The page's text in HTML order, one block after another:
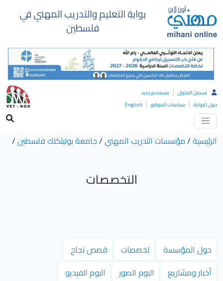
بوابة التعليم والتدريب المهني في
فلسطين
تسجيل الدخول | مستخدم جديد
حول البوابة | سياسات الموقع |
English
الرئيسية/مؤسسات التدريب المهني/جامعة بوليتكنك فلسطين/
التخصصات
حول المؤسسة تخصصات
قصص نجاح
أخبار ومشاريع
البوم الصور البوم الفيديو